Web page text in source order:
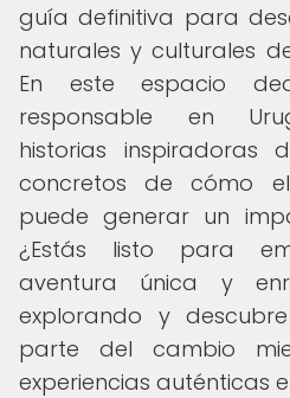
guía definitiva para
naturales y culturales
En este espacio
responsable en
historias inspiradoras
concretos de cómo
puede generar un
¿Estás listo para
aventura única y
explorando y
parte del cambio
experiencias auténticas